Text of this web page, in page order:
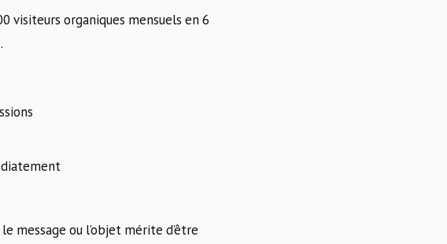
visiteurs organiques mensuels en 6
le message ou l’objet mérite d’être